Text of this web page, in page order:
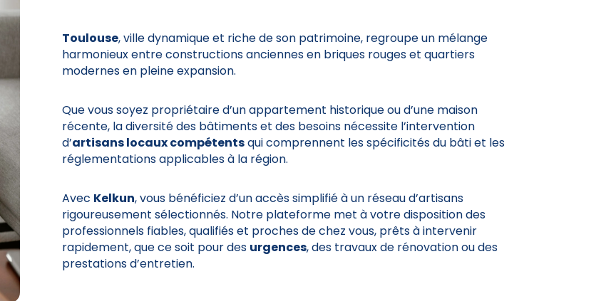
Toulouse, ville dynamique et riche de son patrimoine, regroupe un mélange
harmonieux entre constructions anciennes en briques rouges et quartiers
modernes en pleine expansion.
Que vous soyez propriétaire d’un appartement historique ou d’une maison
récente, la diversité des bâtiments et des besoins nécessite l’intervention
d’artisans locaux compétentsqui comprennent les spécificités du bâti et les
réglementations applicables à la région.
Avec Kelkun, vous bénéficiez d’un accès simplifié à un réseau d’artisans
rigoureusement sélectionnés. Notre plateforme met à votre disposition des
professionnels fiables, qualifiés et proches de chez vous, prêts à intervenir
rapidement, que ce soit pour des urgences, des travaux de rénovation ou des
prestations d’entretien.